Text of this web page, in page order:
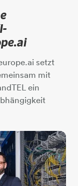
setzt
mit
ein